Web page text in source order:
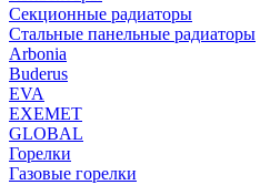
Секционные радиаторы
Стальные панельные радиаторы
Arbonia
Buderus
EVA
EXEMET
GLOBAL
Горелки
Газовые горелки